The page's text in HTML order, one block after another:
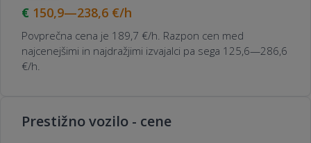
150,9—238,6 €/h
Povprečna cena je 189,7 €/h. Razpon cen med
najcenejšimi in najdražjimi izvajalci pa sega 125,6—286,6
€/h.
Prestižno vozilo - cene